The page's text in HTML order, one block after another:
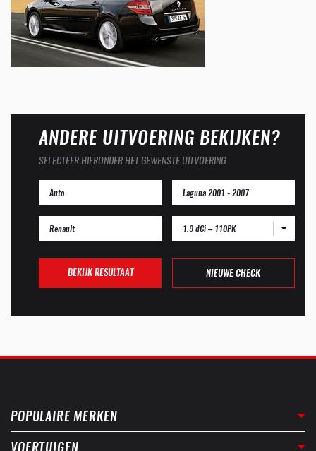
ANDERE UITVOERING BEKIJKEN?
SELECTEER HIERONDER HET GEWENSTE UITVOERING
1.9 dCi – 110PK
BEKIJK RESULTAAT NIEUWE CHECK
POPULAIRE MERKEN
VOERTUIGEN